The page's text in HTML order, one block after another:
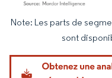
Image © Mordor Intelligence.
Note: Les parts de
sont